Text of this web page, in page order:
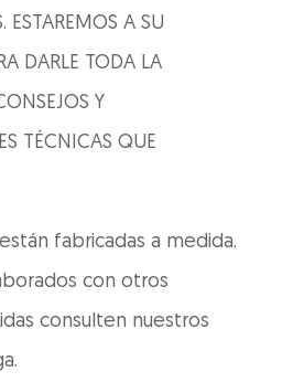
ESTAREMOS A SU
DARLE TODA LA
Y
TÉCNICAS QUE
fabricadas a medida.
con otros
consulten nuestros